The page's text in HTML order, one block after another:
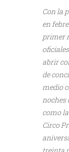
Con la
en
primer
abrir
de
medio
noches
como
Circo
treinta